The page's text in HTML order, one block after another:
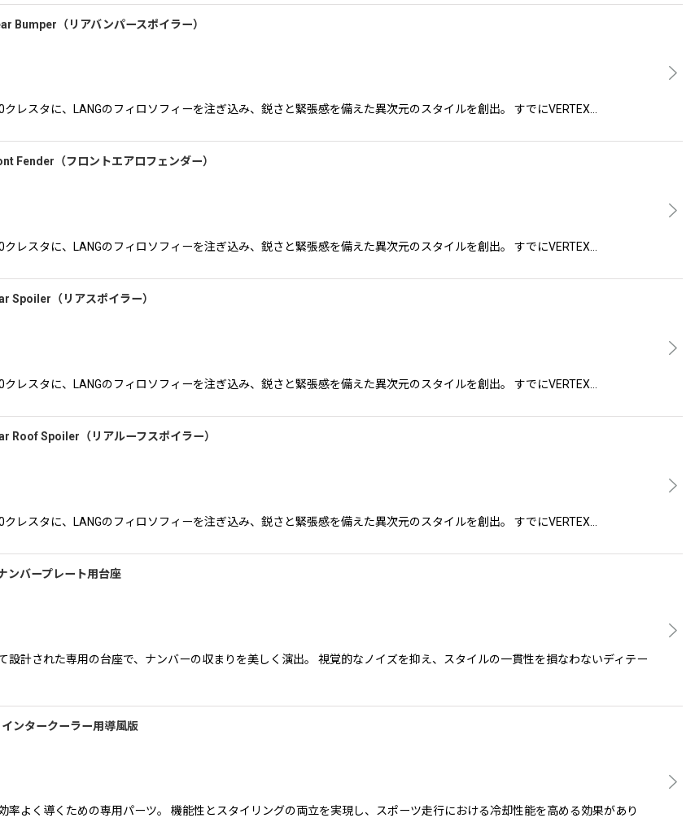
Bumper（リアバンパースポイラー）
クレスタに、LANGのフィロソフィーを注ぎ込み、鋭さと緊張感を備えた異次元のスタイルを創出。 すでにVERTEX…
Fender（フロントエアロフェンダー）
クレスタに、LANGのフィロソフィーを注ぎ込み、鋭さと緊張感を備えた異次元のスタイルを創出。 すでにVERTEX…
Spoiler（リアスポイラー）
クレスタに、LANGのフィロソフィーを注ぎ込み、鋭さと緊張感を備えた異次元のスタイルを創出。 すでにVERTEX…
Roof Spoiler（リアルーフスポイラー）
クレスタに、LANGのフィロソフィーを注ぎ込み、鋭さと緊張感を備えた異次元のスタイルを創出。 すでにVERTEX…
ンバープレート用台座
設計された専用の台座で、ナンバーの収まりを美しく演出。 視覚的なノイズを抑え、スタイルの一貫性を損なわないディテー
ンタークーラー用導風版
率よく導くための専用パーツ。 機能性とスタイリングの両立を実現し、スポーツ走行における冷却性能を高める効果があり